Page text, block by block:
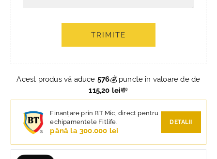
TRIMITE
Acest produs vă aduce 576💰 puncte în valoare de de
115,20 lei💸
Finanțare prin BT Mic, direct pentru
echipamentele Fitlife.
până la 300.000 lei
DETALII